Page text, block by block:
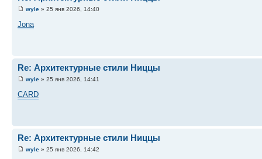
wyle » 25 янв 2026, 14:40
Jona
Re: Архитектурные стили Ниццы
wyle » 25 янв 2026, 14:41
CARD
Re: Архитектурные стили Ниццы
wyle » 25 янв 2026, 14:42